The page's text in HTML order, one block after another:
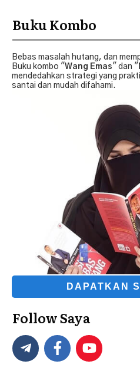
Buku Kombo
Bebas masalah hutang, dan
Buku kombo "Wang Emas" dan "
mendedahkan strategi yang
santai dan mudah difahami.
DAPATKAN
Follow Saya